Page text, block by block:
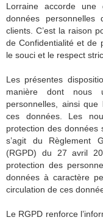
Lorraine accorde
données
clients. C’est la raison
de Confidentialité et de
le souci et le respect
Les présentes
manière dont nous
personnelles, ainsi
ces données. Les
protection des
s’agit du Règlement
(RGPD) du 27 avril
protection des
données à caractère
circulation de ces
Le RGPD renforce